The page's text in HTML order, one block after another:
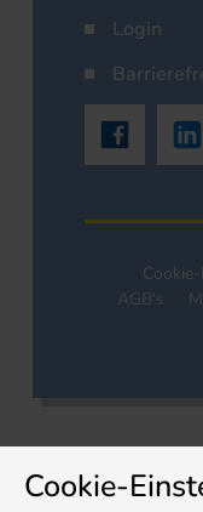
Login
AGB's
Cookie-